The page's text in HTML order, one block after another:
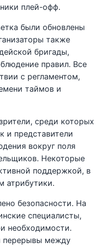
плей-офф.
были обновлены
также
бригады,
правил. Все
с регламентом,
таймов и
среди которых
и представители
вокруг поля
Некоторые
поддержкой, в
атрибутики.
безопасности. На
специалисты,
необходимости.
перерывы между